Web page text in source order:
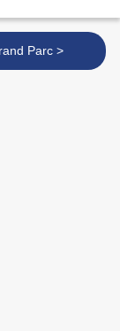
Le Grand Parc >